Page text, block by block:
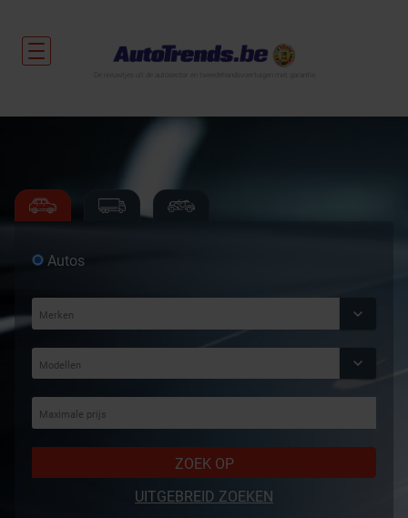
Autos
ZOEK OP
UITGEBREID ZOEKEN